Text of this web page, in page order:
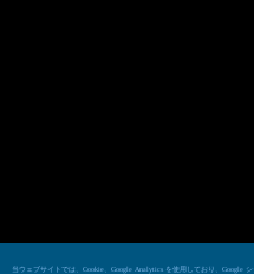
当ウェブサイトでは、Cookie、Google Analytics を使用しており、Google